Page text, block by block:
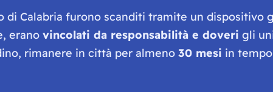
di Calabria furono scanditi tramite un dispositivo
erano vincolati da responsabilità e doveri gli
rimanere in città per almeno 30 mesi in